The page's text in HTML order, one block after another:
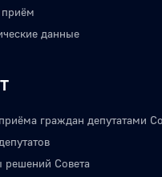
данные
граждан депутатами
решений Совета